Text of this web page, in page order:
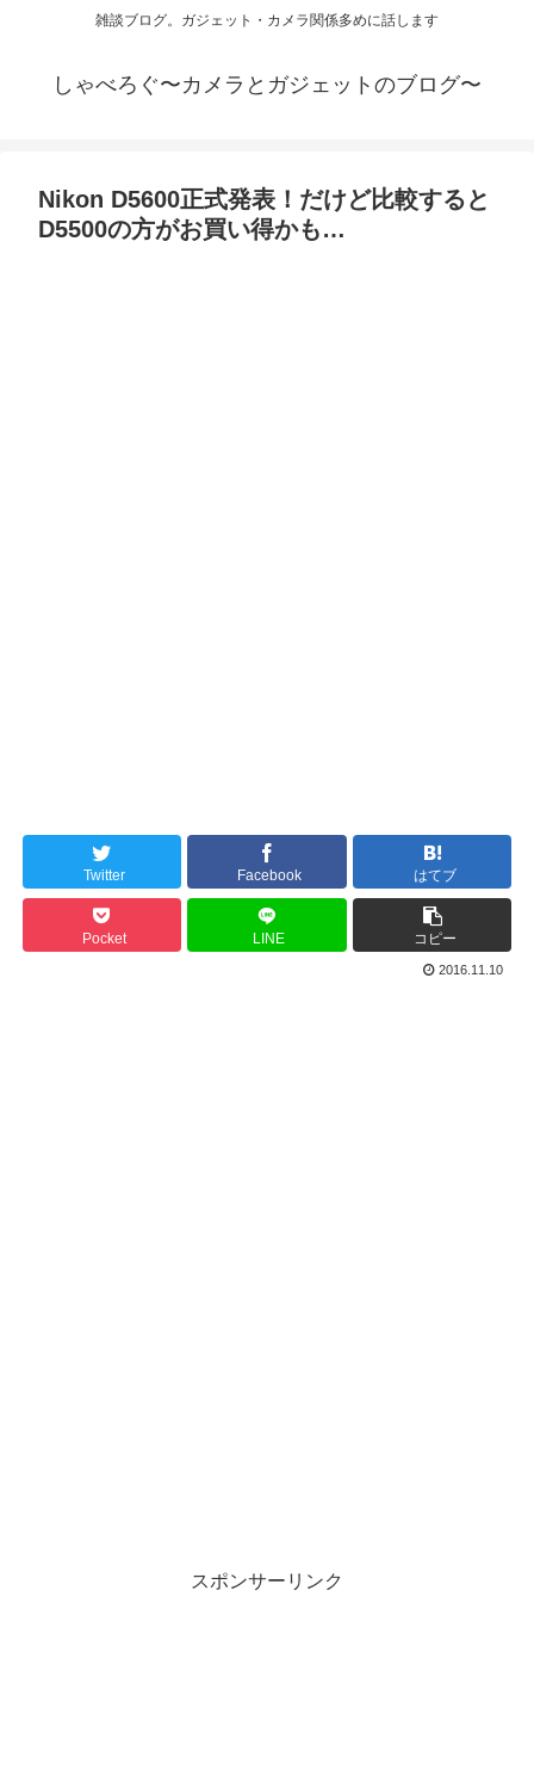
雑談ブログ。ガジェット・カメラ関係多めに話します
しゃべろぐ〜カメラとガジェットのブログ〜
Nikon D5600正式発表！だけど比較すると
D5500の方がお買い得かも…
Twitter Facebook はてブ
Pocket LINE コピー
2016.11.10
スポンサーリンク